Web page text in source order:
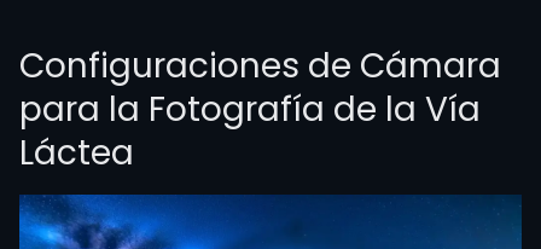
Configuraciones de Cámara
para la Fotografía de la Vía
Láctea